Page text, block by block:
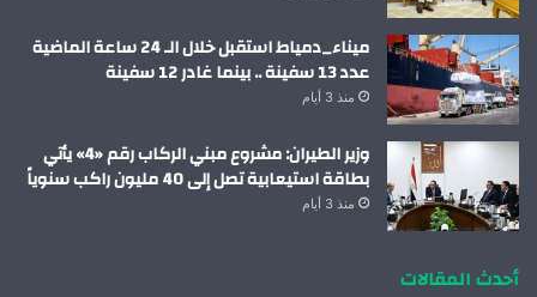
ميناء_دمياط استقبل خلال الـ 24 ساعة الماضية
عدد 13 سفينة .. بينما غادر 12 سفينة
منذ 3 أيام
وزير الطيران: مشروع مبني الركاب رقم «4» يأتي
بطاقة استيعابية تصل إلى 40 مليون راكب سنوياً
منذ 3 أيام
أحدث المقالات